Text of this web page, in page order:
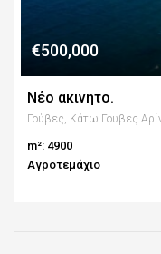
€500,000
Νέο ακινητο.
m²: 4900
Αγροτεμάχιο